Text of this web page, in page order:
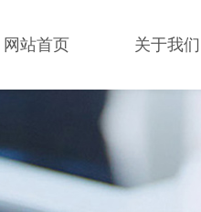
网站首页 关于我们